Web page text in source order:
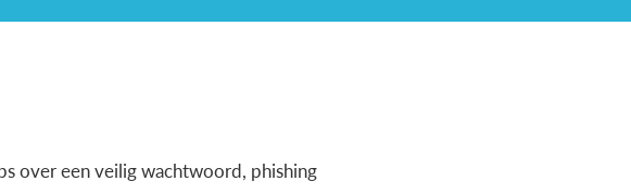
over een veilig wachtwoord, phishing